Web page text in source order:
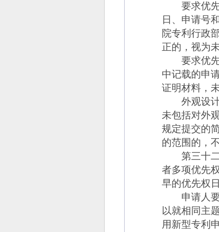
要求优先
日、申请号
院专利行政
正的，视为
要求优先
中记载的申
证明材料，
外观设计
未包括对外
规定提交的
的范围的，
第三十
者多项优先
早的优先权
申请人要
以就相同主
用新型专利